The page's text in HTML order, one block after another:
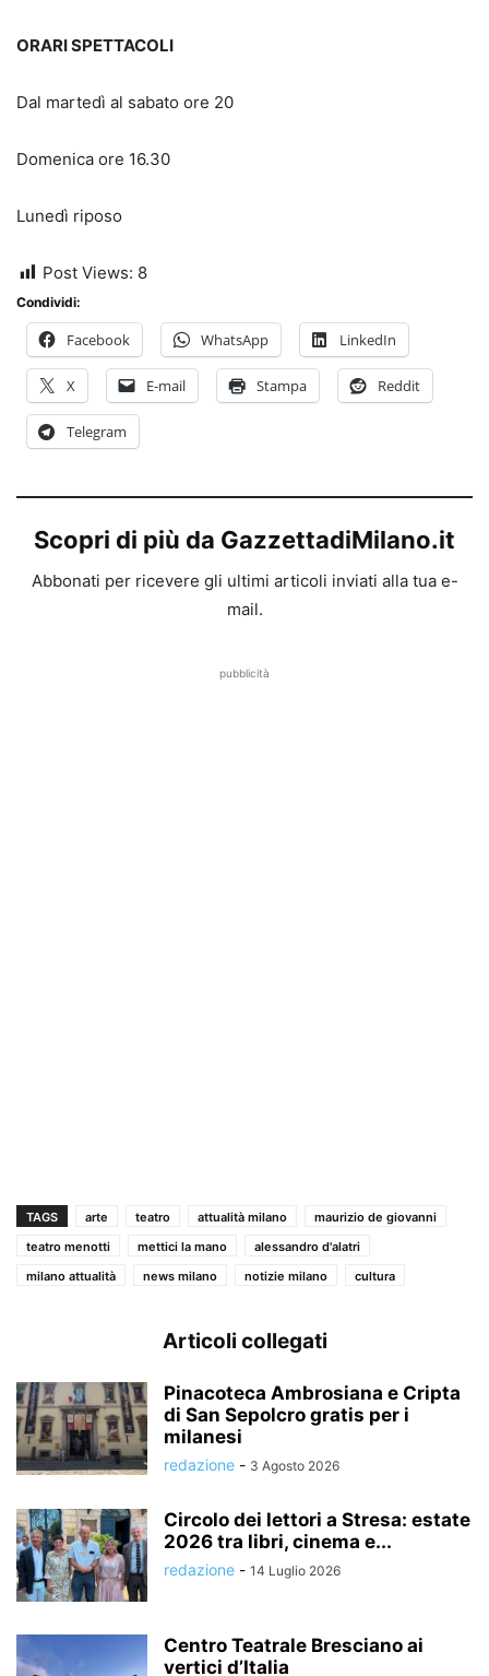
ORARI SPETTACOLI
Dal martedì al sabato ore 20
Domenica ore 16.30
Lunedì riposo
Post Views: 8
Condividi:
Facebook WhatsApp LinkedIn
X E-mail Stampa Reddit
Telegram
Scopri di più da GazzettadiMilano.it
Abbonati per ricevere gli ultimi articoli inviati alla tua e-
mail.
pubblicità
TAGS arte teatro attualità milano
maurizio de giovanni
teatro menotti
mettici la mano
alessandro d'alatri
milano attualità
news milano notizie milano cultura
Articoli collegati
Pinacoteca Ambrosiana e Cripta
di San Sepolcro gratis per i
milanesi
redazione - 3 Agosto 2026
Circolo dei lettori a Stresa: estate
2026 tra libri, cinema e...
redazione - 14 Luglio 2026
Centro Teatrale Bresciano ai
vertici d’Italia